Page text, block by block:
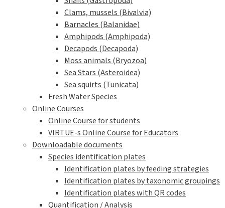
Clams, mussels (Bivalvia)
Barnacles (Balanidae)
Amphipods (Amphipoda)
Decapods (Decapoda)
Moss animals (Bryozoa)
Sea Stars (Asteroidea)
Sea squirts (Tunicata)
Fresh Water Species
Online Courses
Online Course for students
VIRTUE-s Online Course for Educators
Downloadable documents
Species identification plates
Identification plates by feeding strategies
Identification plates by taxonomic groupings
Identification plates with QR codes
Quantification / Analysis